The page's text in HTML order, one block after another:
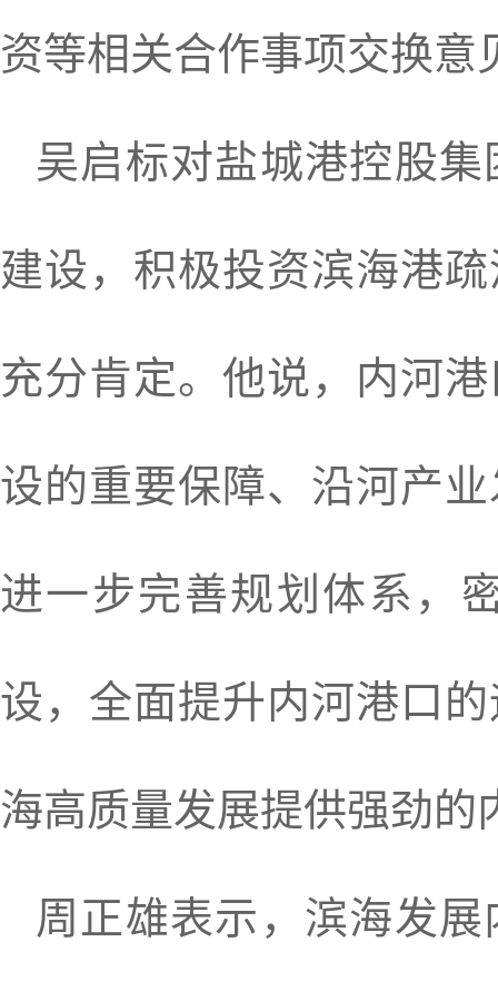
资等相关合作事项交换意
吴启标对盐城港控股
建设，积极投资滨海港
充分肯定。他说，内河
设的重要保障、沿河产
进一步完善规划体系，
设，全面提升内河港口
海高质量发展提供强劲的
周正雄表示，滨海发